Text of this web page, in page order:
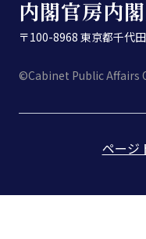
内閣官房内
〒100-8968 東京都千代
©Cabinet Public Affairs
ページ